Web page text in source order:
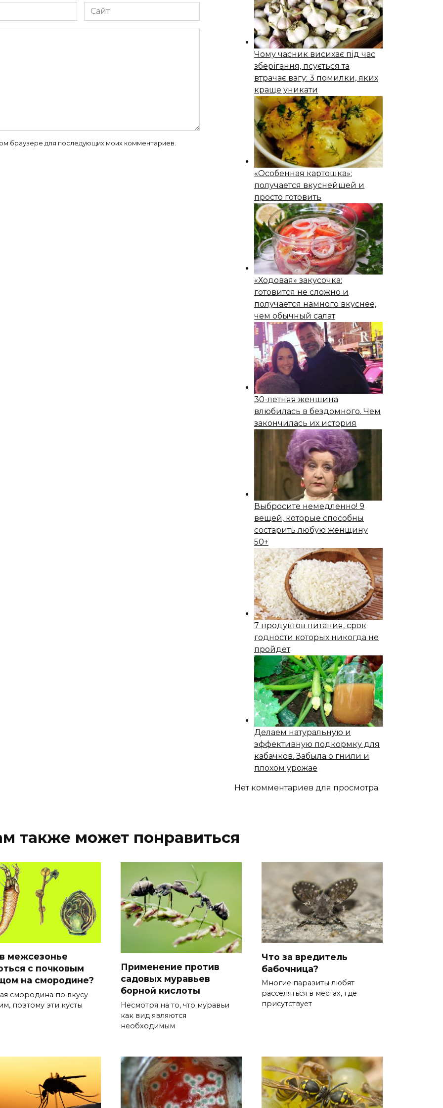
Сайт
браузере для последующих моих комментариев.
Чому часник висихає під час
зберігання, псується та
втрачає вагу: 3 помилки, яких
краще уникати
«Особенная картошка»:
получается вкуснейшей и
просто готовить
«Ходовая» закусочка:
готовится не сложно и
получается намного вкуснее,
чем обычный салат
30-летняя женщина
влюбилась в бездомного. Чем
закончилась их история
Выбросите немедленно! 9
вещей, которые способны
состapить любую женщину
50+
7 продуктов питания, срок
годности которых никогда не
пройдет
Делаем натуральную и
эффективную подкормку для
кабачков. Забыла о гнили и
плохом урожае
Нет комментариев для просмотра.
также может понравиться
межсезонье
с почковым
на смородине?
смородина по вкусу
поэтому эти кусты
Применение против
садовых муравьев
борной кислоты
Несмотря на то, что муравьи
как вид являются
необходимым
Что за вредитель
бабочница?
Многие паразиты любят
расселяться в местах, где
присутствует